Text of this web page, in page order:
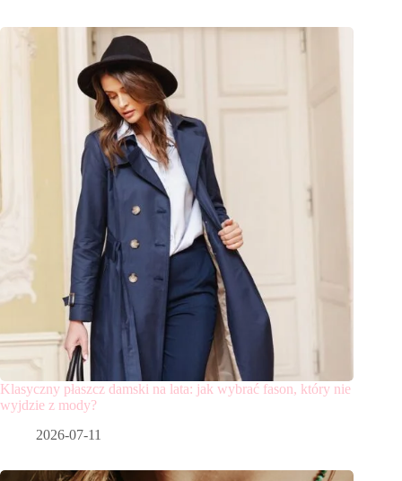
Klasyczny płaszcz damski na lata: jak wybrać fason, który nie
wyjdzie z mody?
2026-07-11